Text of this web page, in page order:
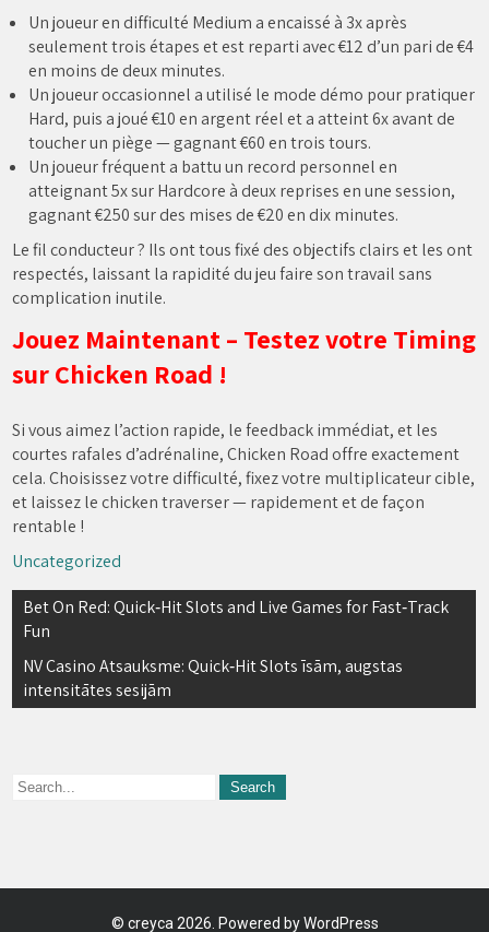
Un joueur en difficulté Medium a encaissé à 3x après
seulement trois étapes et est reparti avec €12 d’un pari de €4
en moins de deux minutes.
Un joueur occasionnel a utilisé le mode démo pour pratiquer
Hard, puis a joué €10 en argent réel et a atteint 6x avant de
toucher un piège — gagnant €60 en trois tours.
Un joueur fréquent a battu un record personnel en
atteignant 5x sur Hardcore à deux reprises en une session,
gagnant €250 sur des mises de €20 en dix minutes.
Le fil conducteur ? Ils ont tous fixé des objectifs clairs et les ont
respectés, laissant la rapidité du jeu faire son travail sans
complication inutile.
Jouez Maintenant – Testez votre Timing
sur Chicken Road !
Si vous aimez l’action rapide, le feedback immédiat, et les
courtes rafales d’adrénaline, Chicken Road offre exactement
cela. Choisissez votre difficulté, fixez votre multiplicateur cible,
et laissez le chicken traverser — rapidement et de façon
rentable !
Uncategorized
Navegación
de
entradas
Bet On Red: Quick‑Hit Slots and Live Games for Fast‑Track
Fun
NV Casino Atsauksme: Quick‑Hit Slots īsām, augstas
intensitātes sesijām
© creyca 2026. Powered by WordPress